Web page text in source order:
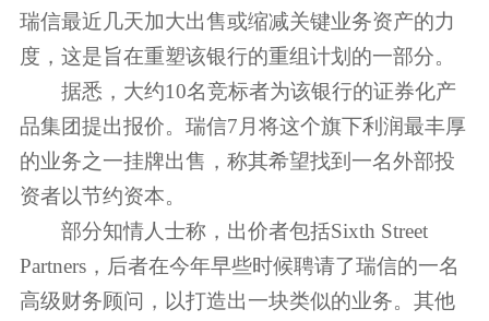
瑞信最近几天加大出售或缩减关键业务资产的力
度，这是旨在重塑该银行的重组计划的一部分。
据悉，大约10名竞标者为该银行的证券化产
品集团提出报价。瑞信7月将这个旗下利润最丰厚
的业务之一挂牌出售，称其希望找到一名外部投
资者以节约资本。
部分知情人士称，出价者包括Sixth Street
Partners，后者在今年早些时候聘请了瑞信的一名
高级财务顾问，以打造出一块类似的业务。其他